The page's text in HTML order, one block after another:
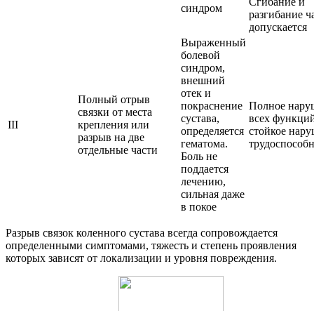
синдром
разгибание
допускается
III
Полный отрыв
связки от места
крепления или
разрыв на две
отдельные части
Выраженный
болевой
синдром,
внешний
отек и
покраснение
сустава,
определяется
гематома.
Боль не
поддается
лечению,
сильная даже
в покое
Полное
всех
стойкое
Разрыв связок коленного сустава всегда сопровождается
определенными симптомами, тяжесть и степень проявления
которых зависят от локализации и уровня повреждения.